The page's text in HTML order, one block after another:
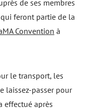
de ses membres
feront partie de la
Convention à
le transport, les
laissez-passer pour
effectué après